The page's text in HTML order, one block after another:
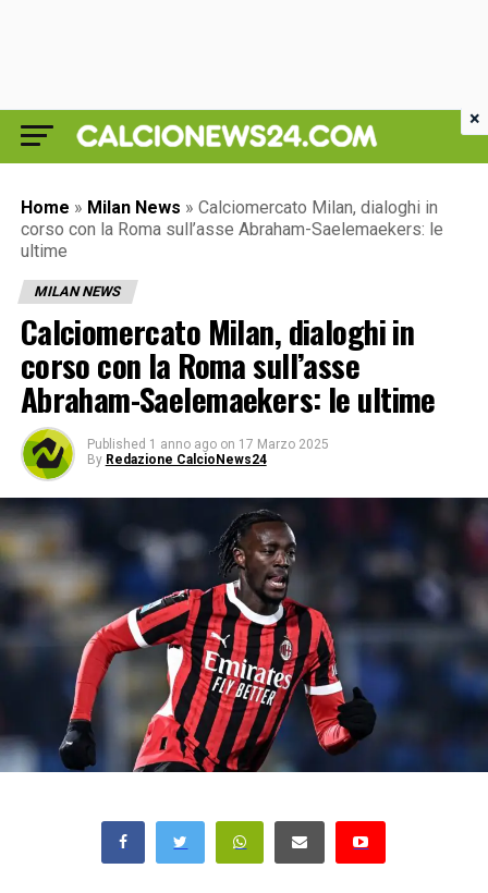
Home » Milan News » Calciomercato Milan, dialoghi in
corso con la Roma sull’asse Abraham-Saelemaekers: le
ultime
MILAN NEWS
Calciomercato Milan, dialoghi in
corso con la Roma sull’asse
Abraham-Saelemaekers: le ultime
Published 1 anno ago on 17 Marzo 2025
By Redazione CalcioNews24
×